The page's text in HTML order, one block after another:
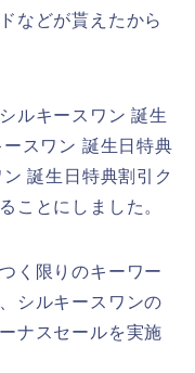
などが貰えたから
ルキースワン 誕生
スワン 誕生日特典
誕生日特典割引ク
ことにしました。
く限りのキーワー
シルキースワンの
ナスセールを実施